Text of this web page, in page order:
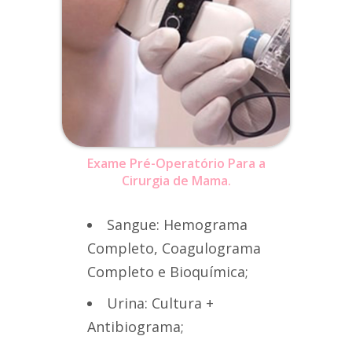
Exame Pré-Operatório Para a
Cirurgia de Mama.
Sangue: Hemograma
Completo, Coagulograma
Completo e Bioquímica;
Urina: Cultura +
Antibiograma;